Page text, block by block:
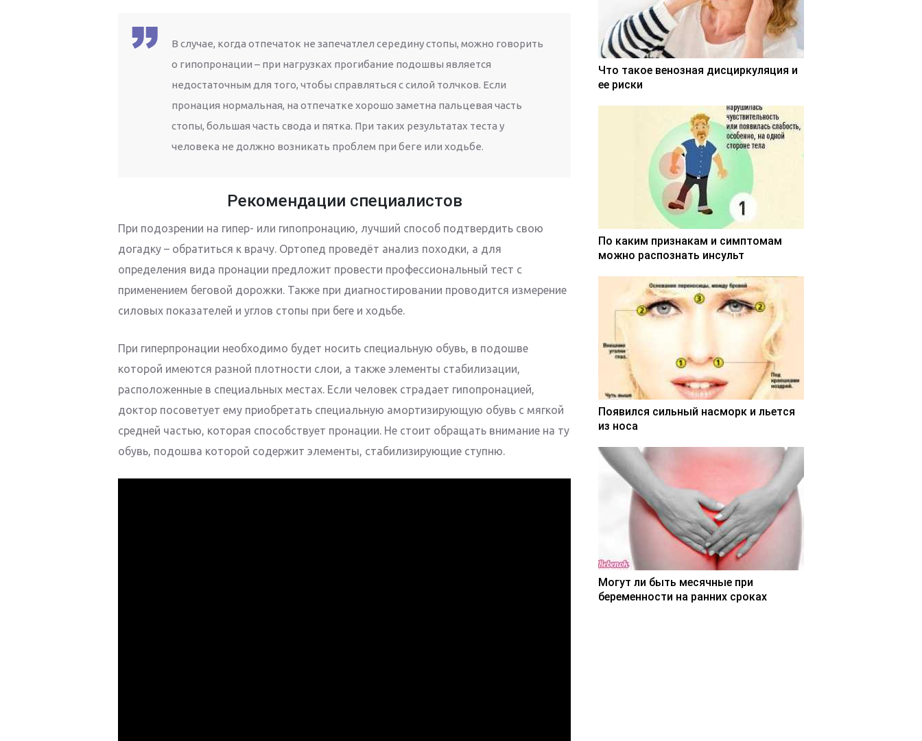
В случае, когда отпечаток не запечатлел середину стопы, можно говорить
о гипопронации – при нагрузках прогибание подошвы является
недостаточным для того, чтобы справляться с силой толчков. Если
пронация нормальная, на отпечатке хорошо заметна пальцевая часть
стопы, большая часть свода и пятка. При таких результатах теста у
человека не должно возникать проблем при беге или ходьбе.
Рекомендации специалистов
При подозрении на гипер- или гипопронацию, лучший способ подтвердить свою
догадку – обратиться к врачу. Ортопед проведёт анализ походки, а для
определения вида пронации предложит провести профессиональный тест с
применением беговой дорожки. Также при диагностировании проводится измерение
силовых показателей и углов стопы при беге и ходьбе.
При гиперпронации необходимо будет носить специальную обувь, в подошве
которой имеются разной плотности слои, а также элементы стабилизации,
расположенные в специальных местах. Если человек страдает гипопронацией,
доктор посоветует ему приобретать специальную амортизирующую обувь с мягкой
средней частью, которая способствует пронации. Не стоит обращать внимание на ту
обувь, подошва которой содержит элементы, стабилизирующие ступню.
Что такое венозная дисциркуляция и
ее риски
По каким признакам и симптомам
можно распознать инсульт
Появился сильный насморк и льется
из носа
Могут ли быть месячные при
беременности на ранних сроках